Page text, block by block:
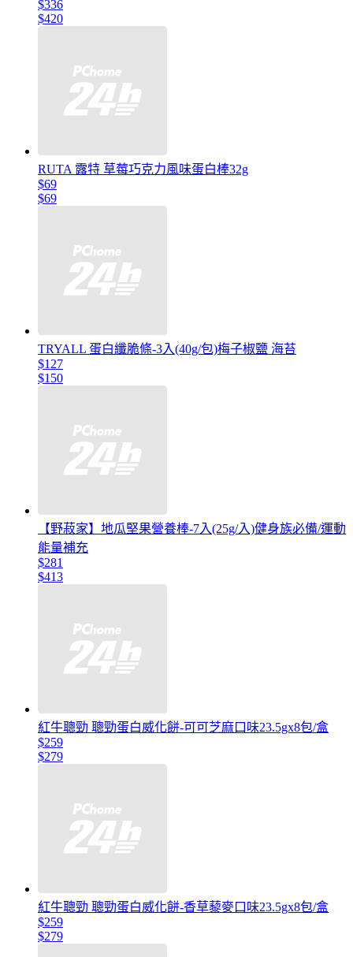
$336
$420
RUTA 露特 草莓巧克力風味蛋白棒32g
$69
$69
TRYALL 蛋白纖脆條-3入(40g/包)梅子椒鹽 海苔
$127
$150
【野菽家】地瓜堅果營養棒-7入(25g/入)健身族必備/運動
能量補充
$281
$413
紅牛聰勁 聰勁蛋白威化餅-可可芝麻口味23.5gx8包/盒
$259
$279
紅牛聰勁 聰勁蛋白威化餅-香草藜麥口味23.5gx8包/盒
$259
$279